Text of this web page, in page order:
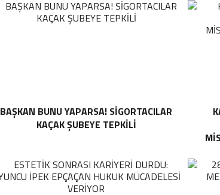
BAŞKAN BUNU YAPARSA! SIGORTACILAR
KAÇAK ŞUBEYE TEPKILI